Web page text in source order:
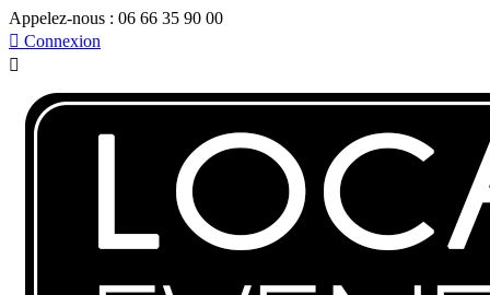
Appelez-nous : 06 66 35 90 00
 Connexion
